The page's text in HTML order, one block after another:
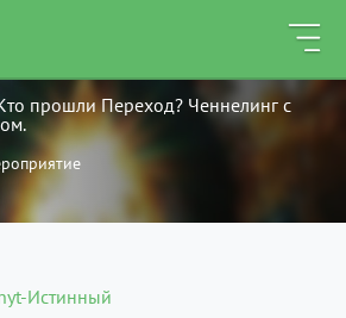
прошли Переход? Ченнелинг с
Истинный